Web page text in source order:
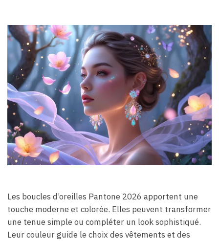
Les boucles d’oreilles Pantone 2026 apportent une
touche moderne et colorée. Elles peuvent transformer
une tenue simple ou compléter un look sophistiqué.
Leur couleur guide le choix des vêtements et des